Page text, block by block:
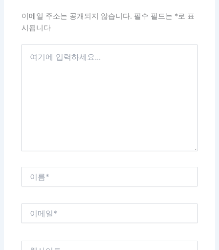
이메일 주소는 공개되지 않습니다. 필수 필드는 *로 표
시됩니다